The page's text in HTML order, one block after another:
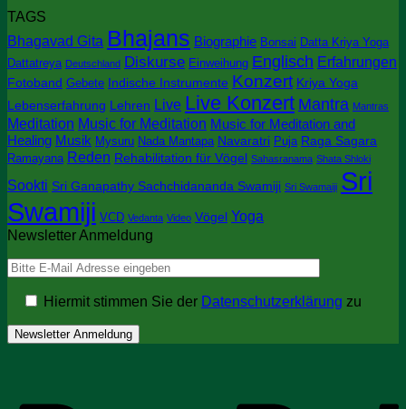
im
Bookshop:
Keertana
Chandrika
TAGS
Bhagavad Gita Bhajans Biographie Bonsai Datta Kriya Yoga
Dattatreya Deutschland Diskurse Einweihung Englisch Erfahrungen
Fotoband Gebete Indische Instrumente Konzert Kriya Yoga
Lebenserfahrung Lehren Live Live Konzert Mantra Mantras
Meditation Music for Meditation Music for Meditation and
Healing Musik Mysuru Nada Mantapa Navaratri Puja Raga Sagara
Ramayana Reden Rehabilitation für Vögel Sahasranama Shata Shloki
Sookti Sri Ganapathy Sachchidananda Swamiji Sri Swamaiji Sri
Swamiji VCD Vedanta Video Vögel Yoga
Newsletter Anmeldung
Hiermit stimmen Sie der Datenschutzerklärung zu